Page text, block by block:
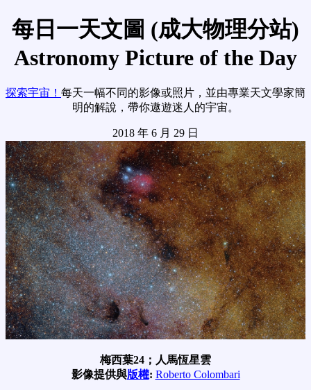
每日一天文圖 (成大物理分站)
Astronomy Picture of the Day
探索宇宙！ 每天一幅不同的影像或照片，並由專業天文學家簡
明的解說，帶你遨遊迷人的宇宙。
2018 年 6 月 29 日
梅西葉24；人馬恆星雲
影像提供與版權: Roberto Colombari